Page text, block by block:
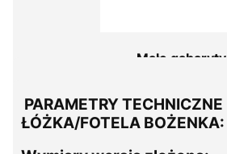
Małe gabaryty
PARAMETRY TECHNICZNE
ŁÓŻKA/FOTELA BOŻENKA: